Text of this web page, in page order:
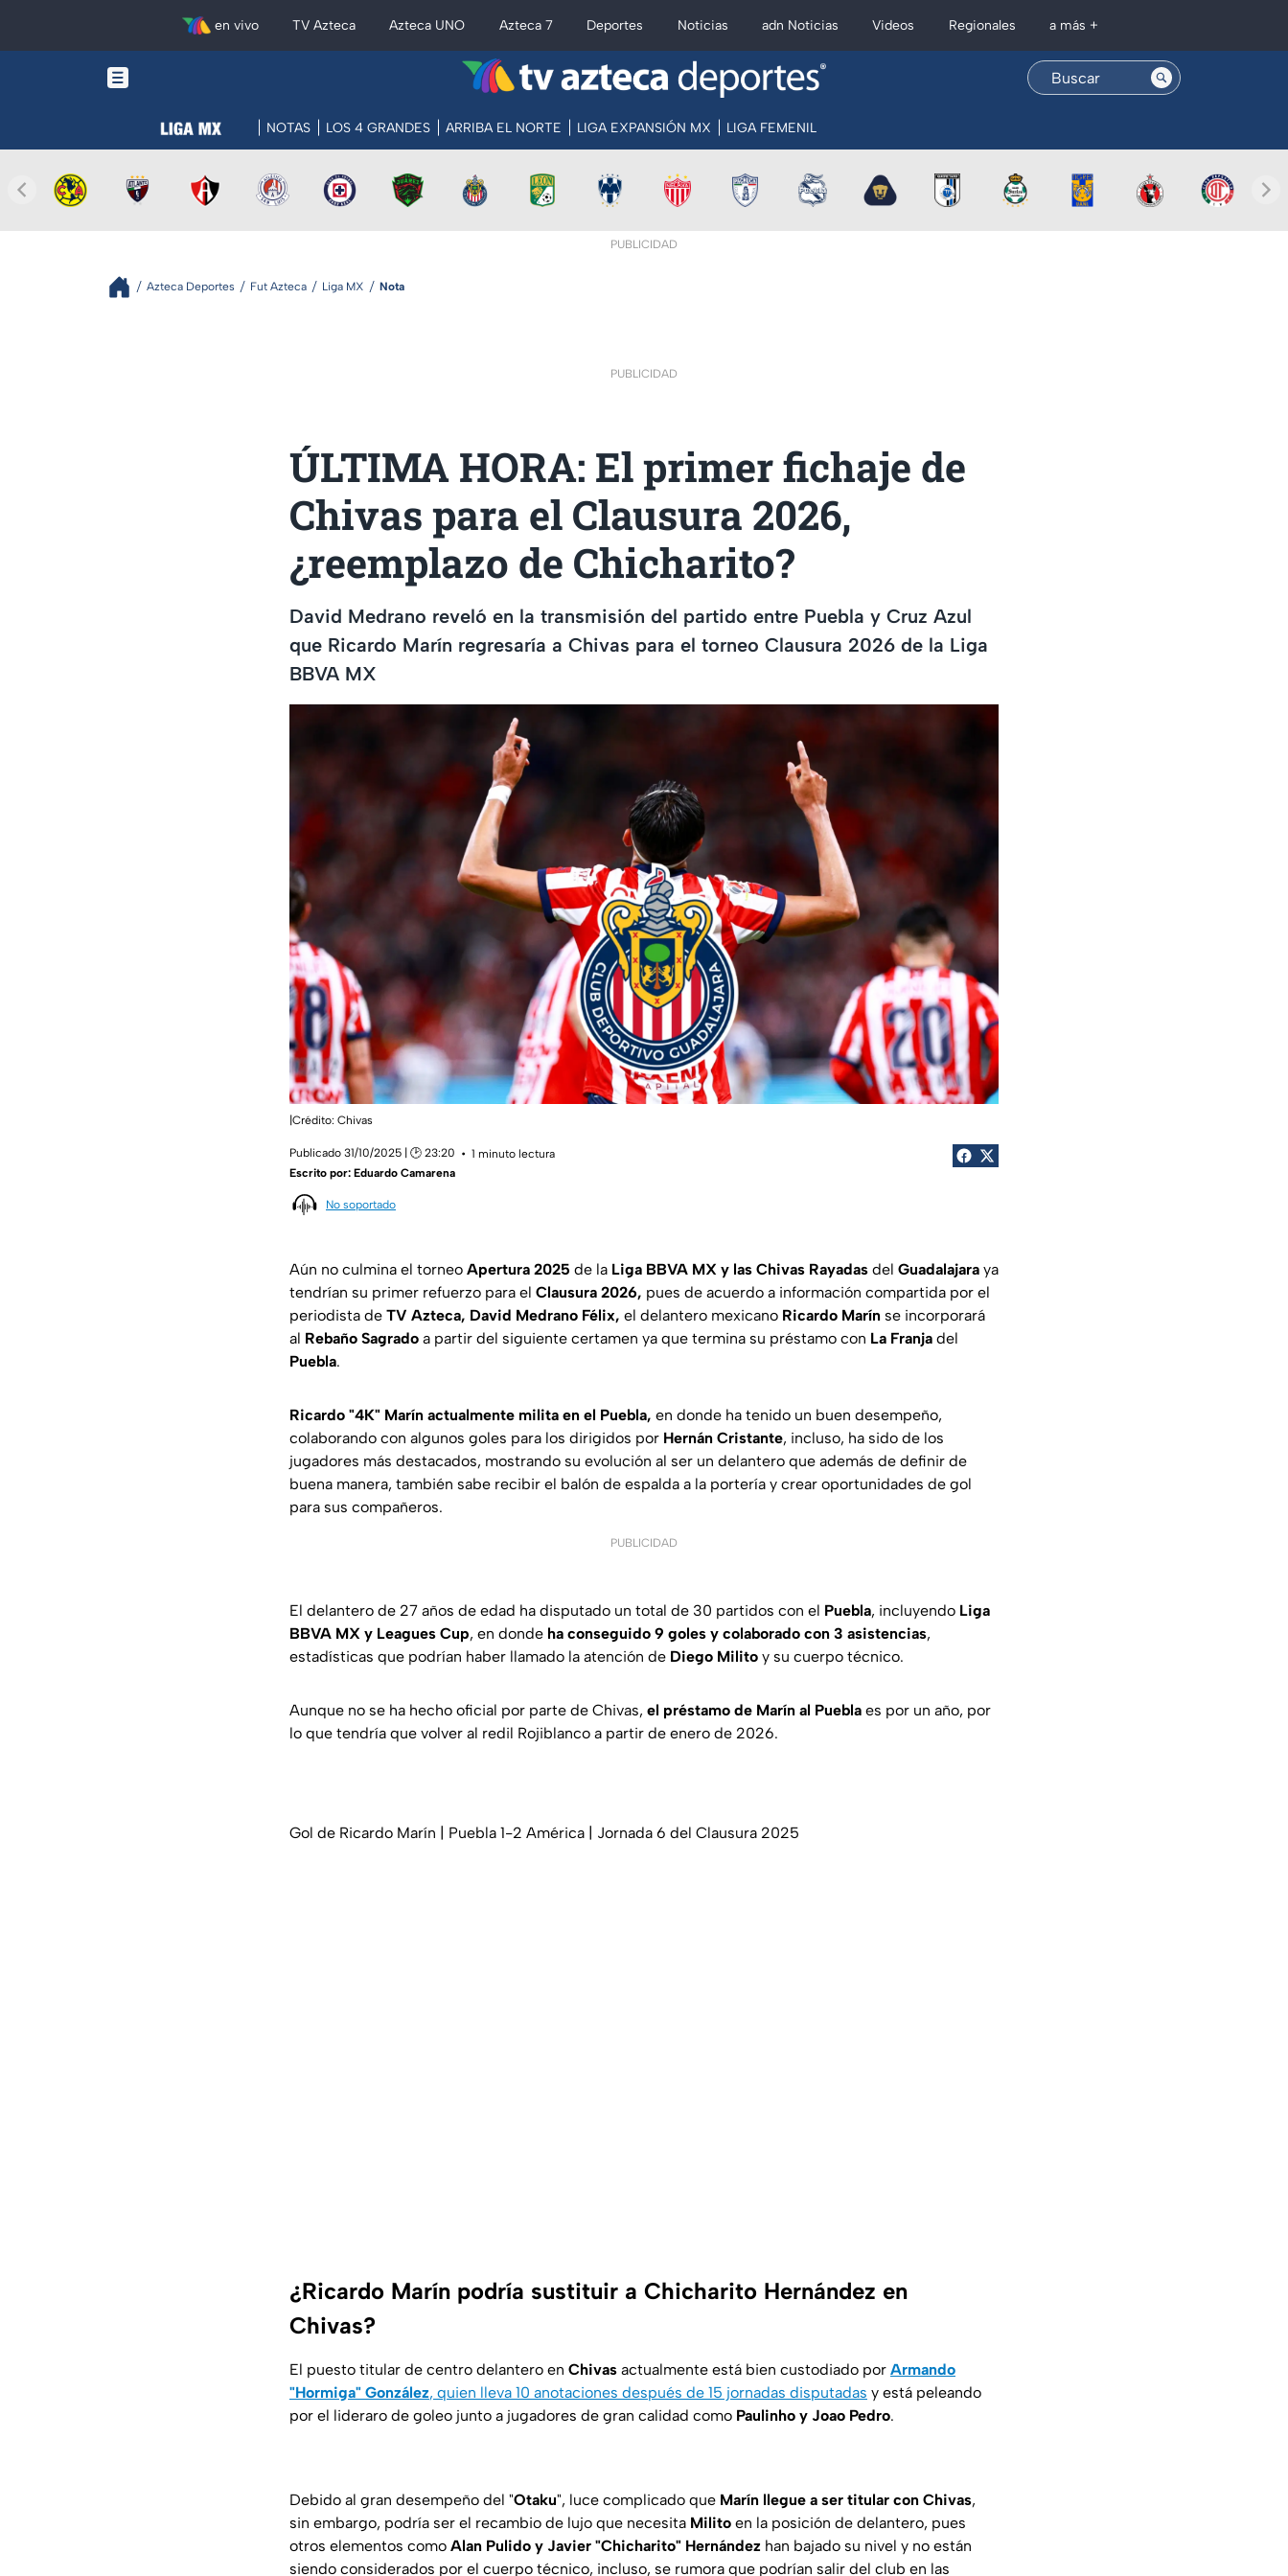
en vivo TV Azteca Azteca UNO Azteca 7 Deportes Noticias adn Noticias Videos Regionales a más +
NOTAS LOS 4 GRANDES ARRIBA EL NORTE LIGA EXPANSIÓN MX LIGA FEMENIL
PUBLICIDAD
Azteca Deportes Fut Azteca Liga MX Nota
PUBLICIDAD
ÚLTIMA HORA: El primer fichaje de
Chivas para el Clausura 2026,
¿reemplazo de Chicharito?
David Medrano reveló en la transmisión del partido entre Puebla y Cruz Azul
que Ricardo Marín regresaría a Chivas para el torneo Clausura 2026 de la Liga
BBVA MX
|Crédito: Chivas
Publicado 31/10/2025 | 🕑 23:20
1 minuto lectura
Escrito por: Eduardo Camarena
No soportado
Aún no culmina el torneo Apertura 2025 de la Liga BBVA MX y las Chivas Rayadas del Guadalajara ya
tendrían su primer refuerzo para el Clausura 2026, pues de acuerdo a información compartida por el
periodista de TV Azteca, David Medrano Félix, el delantero mexicano Ricardo Marín se incorporará
al Rebaño Sagrado a partir del siguiente certamen ya que termina su préstamo con La Franja del
Puebla.
Ricardo "4K" Marín actualmente milita en el Puebla, en donde ha tenido un buen desempeño,
colaborando con algunos goles para los dirigidos por Hernán Cristante, incluso, ha sido de los
jugadores más destacados, mostrando su evolución al ser un delantero que además de definir de
buena manera, también sabe recibir el balón de espalda a la portería y crear oportunidades de gol
para sus compañeros.
PUBLICIDAD
El delantero de 27 años de edad ha disputado un total de 30 partidos con el Puebla, incluyendo Liga
BBVA MX y Leagues Cup, en donde ha conseguido 9 goles y colaborado con 3 asistencias,
estadísticas que podrían haber llamado la atención de Diego Milito y su cuerpo técnico.
Aunque no se ha hecho oficial por parte de Chivas, el préstamo de Marín al Puebla es por un año, por
lo que tendría que volver al redil Rojiblanco a partir de enero de 2026.
Gol de Ricardo Marín | Puebla 1-2 América | Jornada 6 del Clausura 2025
¿Ricardo Marín podría sustituir a Chicharito Hernández en
Chivas?
El puesto titular de centro delantero en Chivas actualmente está bien custodiado por Armando
"Hormiga" González, quien lleva 10 anotaciones después de 15 jornadas disputadas y está peleando
por el lideraro de goleo junto a jugadores de gran calidad como Paulinho y Joao Pedro.
Debido al gran desempeño del "Otaku", luce complicado que Marín llegue a ser titular con Chivas,
sin embargo, podría ser el recambio de lujo que necesita Milito en la posición de delantero, pues
otros elementos como Alan Pulido y Javier "Chicharito" Hernández han bajado su nivel y no están
siendo considerados por el cuerpo técnico, incluso, se rumora que podrían salir del club en las